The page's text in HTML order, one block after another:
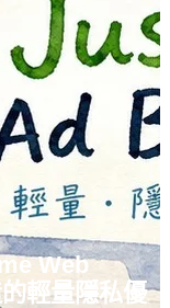
Web
輕量隱私優